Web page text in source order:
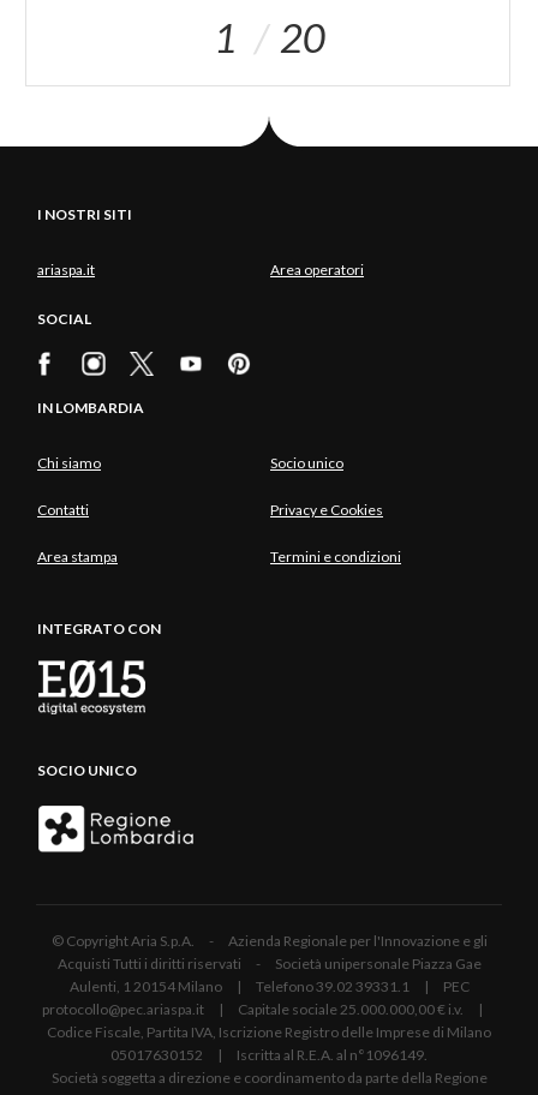
1 20
I NOSTRI SITI
ariaspa.it Area operatori
SOCIAL
IN LOMBARDIA
Chi siamo Socio unico
Contatti Privacy e Cookies
Area stampa Termini e condizioni
INTEGRATO CON
SOCIO UNICO
© Copyright Aria S.p.A. - Azienda Regionale per l'Innovazione e gli
Acquisti Tutti i diritti riservati - Società unipersonale Piazza Gae
Aulenti, 1 20154 Milano | Telefono 39.02 39331.1 | PEC
protocollo@pec.ariaspa.it | Capitale sociale 25.000.000,00 € i.v. |
Codice Fiscale, Partita IVA, Iscrizione Registro delle Imprese di Milano
05017630152 | Iscritta al R.E.A. al n°1096149.
Società soggetta a direzione e coordinamento da parte della Regione